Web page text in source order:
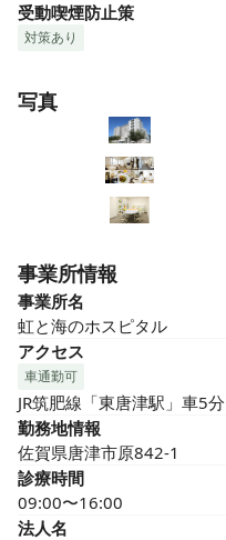
受動喫煙防止策
対策あり
写真
事業所情報
事業所名
虹と海のホスピタル
アクセス
車通勤可
JR筑肥線「東唐津駅」車5分
勤務地情報
佐賀県唐津市原842-1
診療時間
09:00〜16:00
法人名